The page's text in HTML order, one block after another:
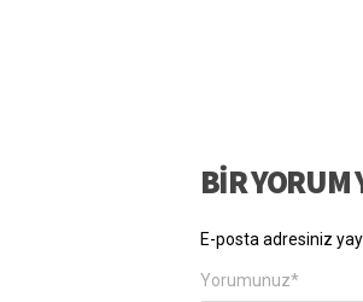
BIR YORUM
E-posta adresiniz
Yorumunuz*